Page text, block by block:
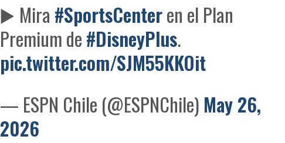
▶️ Mira#SportsCenteren el Plan
Premium de#DisneyPlus.
pic.twitter.com/SJM55KKOit
— ESPN Chile (@ESPNChile) May 26,
2026